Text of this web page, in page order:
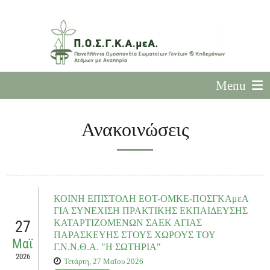
Menu
Ανακοινώσεις
27
Μαϊ
2026
ΚΟΙΝΗ ΕΠΙΣΤΟΛΗ ΕΟΤ-ΟΜΚΕ-ΠΟΣΓΚΑμεΑ
ΓΙΑ ΣΥΝΕΧΙΣΗ ΠΡΑΚΤΙΚΗΣ ΕΚΠΑΙΔΕΥΣΗΣ
ΚΑΤΑΡΤΙΖΟΜΕΝΩΝ ΣΑΕΚ ΑΓΙΑΣ
ΠΑΡΑΣΚΕΥΗΣ ΣΤΟΥΣ ΧΩΡΟΥΣ ΤΟΥ
Γ.Ν.Ν.Θ.Α. "Η ΣΩΤΗΡΙΑ"
Τετάρτη, 27 Μαΐου 2026